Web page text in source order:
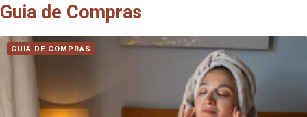
Guia de Compras
GUIA DE COMPRAS